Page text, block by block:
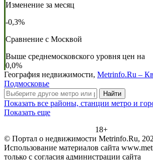
Изменение за месяц
-0,3%
Сравнение с Москвой
Выше среднемосковского уровня цен на
0,0%
География недвижимости, Metrinfo.Ru –
Подмосковье
Найти
Показать все районы, станции метро и
Показать еще
18+
© Портал о недвижимости Metrinfo.Ru,
Использование материалов сайта
только с согласия администрации сайта